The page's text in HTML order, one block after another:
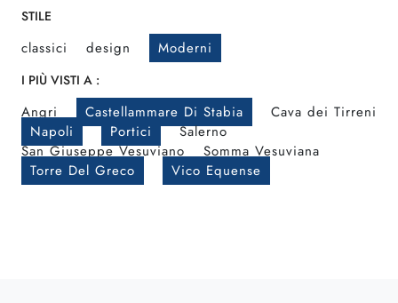
STILE
classici design Moderni
I PIÙ VISTI A :
Angri Castellammare Di Stabia
Cava dei Tirreni
Napoli
Portici
Salerno
San Giuseppe Vesuviano
Somma Vesuviana
Torre Del Greco
Vico Equense